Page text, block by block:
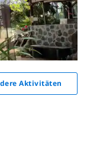
Aktivitäten